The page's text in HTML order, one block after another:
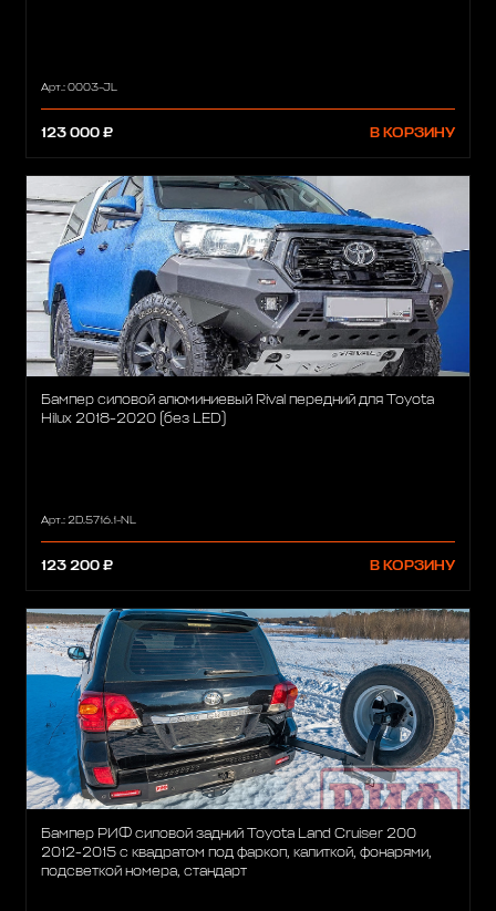
Арт.: 0003-JL
123 000 ₽ В КОРЗИНУ
Бампер силовой алюминиевый Rival передний для Toyota
Hilux 2018-2020 (без LED)
Арт.: 2D.5716.1-NL
123 200 ₽ В КОРЗИНУ
Бампер РИФ силовой задний Toyota Land Cruiser 200
2012-2015 с квадратом под фаркоп, калиткой, фонарями,
подсветкой номера, стандарт